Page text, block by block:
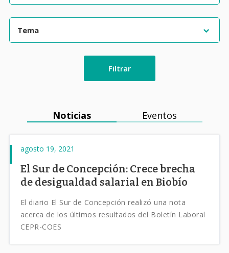
Filtrar
Noticias Eventos
agosto 19, 2021
El Sur de Concepción: Crece brecha
de desigualdad salarial en Biobío
El diario El Sur de Concepción realizó una nota
acerca de los últimos resultados del Boletín Laboral
CEPR-COES